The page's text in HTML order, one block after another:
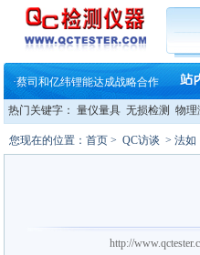
铸就AI服务器质量动脉 – 高
铸就AI服务器质量动脉 – 高
ZEISS BOSELLO ADR 让内部缺
·蔡司和亿纬锂能达成战略合作
·大牌云集 买家升级 ——26
热门关键字： 量仪量具 无损检测 物理
您现在的位置： 首页 > QC访谈 > 法如
http://